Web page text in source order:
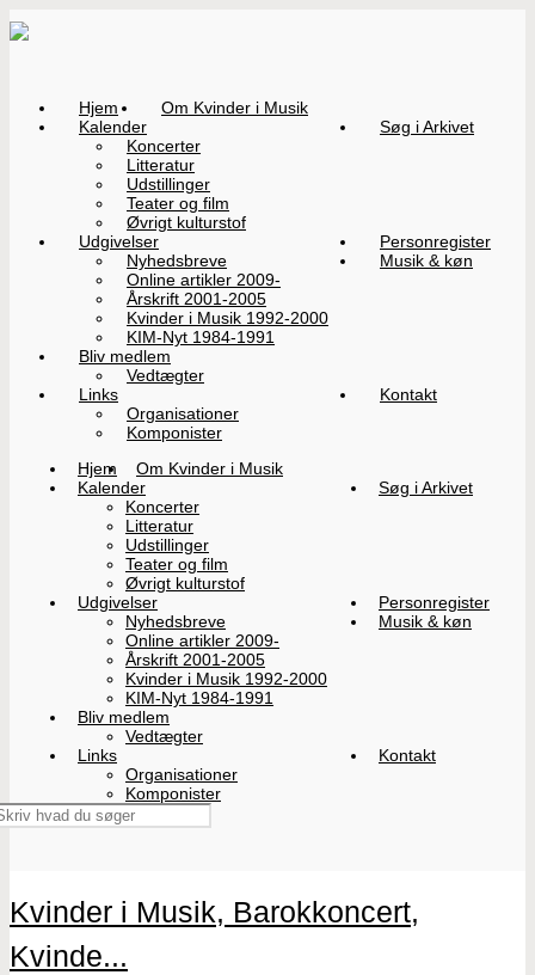
Hjem
Om Kvinder i Musik
Kalender
Koncerter
Litteratur
Udstillinger
Teater og film
Øvrigt kulturstof
Søg i Arkivet
Udgivelser
Nyhedsbreve
Online artikler 2009-
Årskrift 2001-2005
Kvinder i Musik 1992-2000
KIM-Nyt 1984-1991
Personregister
Musik & køn
Bliv medlem
Vedtægter
Links
Organisationer
Komponister
Kontakt
Hjem
Om Kvinder i Musik
Kalender
Koncerter
Litteratur
Udstillinger
Teater og film
Øvrigt kulturstof
Søg i Arkivet
Udgivelser
Nyhedsbreve
Online artikler 2009-
Årskrift 2001-2005
Kvinder i Musik 1992-2000
KIM-Nyt 1984-1991
Personregister
Musik & køn
Bliv medlem
Vedtægter
Links
Organisationer
Komponister
Kontakt
Kvinder i Musik, Barokkoncert,
Kvinde...